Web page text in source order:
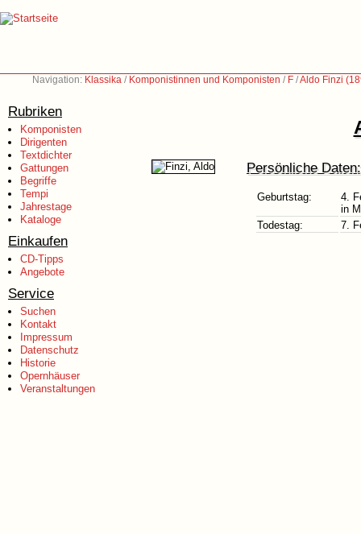
Navigation: Klassika / Komponistinnen und Komponisten / F /Aldo Finzi
Rubriken
Komponisten
Dirigenten
Textdichter
Gattungen
Begriffe
Tempi
Jahrestage
Kataloge
Einkaufen
CD-Tipps
Angebote
Service
Suchen
Kontakt
Impressum
Datenschutz
Historie
Opernhäuser
Veranstaltungen
Persönliche Daten:
Geburtstag:
4.
in
Todestag:
7.